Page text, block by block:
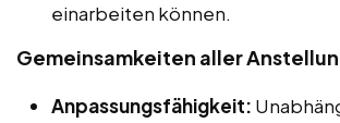
einarbeiten können.
Gemeinsamkeiten aller
Anpassungsfähigkeit: